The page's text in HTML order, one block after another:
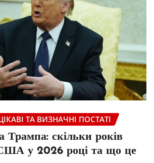
ТА ВИЗНАЧНІ ПОСТАТІ
Трампа: скільки років
у 2026 році та що це